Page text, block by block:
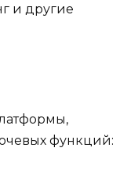
и другие
функций: